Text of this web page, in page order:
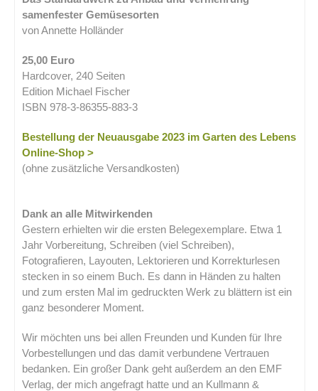
samenfester Gemüsesorten
von Annette Holländer
25,00 Euro
Hardcover, 240 Seiten
Edition Michael Fischer
ISBN 978-3-86355-883-3
Bestellung der Neuausgabe 2023 im Garten des Lebens
Online-Shop >
(ohne zusätzliche Versandkosten)
Dank an alle Mitwirkenden
Gestern erhielten wir die ersten Belegexemplare. Etwa 1
Jahr Vorbereitung, Schreiben (viel Schreiben),
Fotografieren, Layouten, Lektorieren und Korrekturlesen
stecken in so einem Buch. Es dann in Händen zu halten
und zum ersten Mal im gedruckten Werk zu blättern ist ein
ganz besonderer Moment.
Wir möchten uns bei allen Freunden und Kunden für Ihre
Vorbestellungen und das damit verbundene Vertrauen
bedanken. Ein großer Dank geht außerdem an den EMF
Verlag, der mich angefragt hatte und an Kullmann &